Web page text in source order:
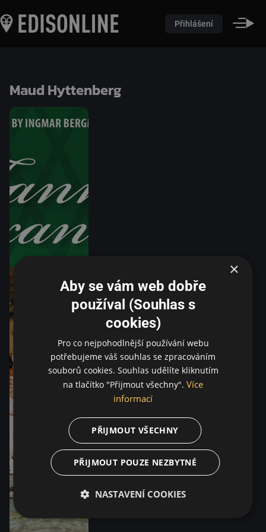
Přihlášení
Maud Hyttenberg
×
Aby se vám web dobře
používal (Souhlas s
cookies)
Pro co nejpohodlnější používání webu
potřebujeme váš souhlas se zpracováním
souborů cookies. Souhlas udělíte kliknutím
na tlačítko "Přijmout všechny". Více
informací
PŘIJMOUT VŠECHNY
PŘIJMOUT POUZE NEZBYTNÉ
NASTAVENÍ COOKIES